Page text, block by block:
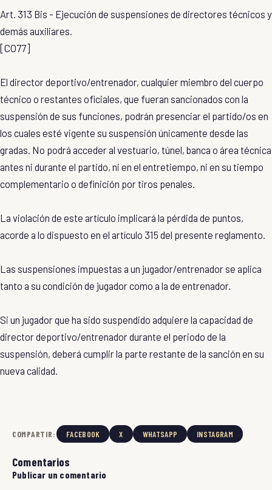
Art. 313 Bis - Ejecución de suspensiones de directores técnicos y
demás auxiliares.
[CO77]
El director deportivo/entrenador, cualquier miembro del cuerpo
técnico o restantes oficiales, que fueran sancionados con la
suspensión de sus funciones, podrán presenciar el partido/os en
los cuales esté vigente su suspensión únicamente desde las
gradas. No podrá acceder al vestuario, túnel, banca o área técnica
antes ni durante el partido, ni en el entretiempo, ni en su tiempo
complementario o definición por tiros penales.
La violación de este artículo implicará la pérdida de puntos,
acorde a lo dispuesto en el artículo 315 del presente reglamento.
Las suspensiones impuestas a un jugador/entrenador se aplica
tanto a su condición de jugador como a la de entrenador.
Si un jugador que ha sido suspendido adquiere la capacidad de
director deportivo/entrenador durante el periodo de la
suspensión, deberá cumplir la parte restante de la sanción en su
nueva calidad.
COMPARTIR: FACEBOOK X WHATSAPP INSTAGRAM
Comentarios
Publicar un comentario